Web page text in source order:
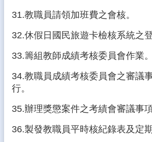
31.教職員請領加班費之會核。
32.休假日國民旅遊卡檢核系統之登
33.籌組教師成績考核委員會作業。
34.教職員成績考核委員會之審議
行。
35.辦理獎懲案件之考績會審議事項
36.製發教職員平時核紀錄表及定